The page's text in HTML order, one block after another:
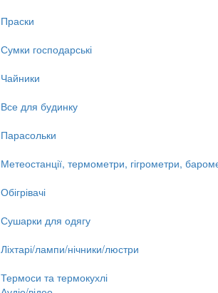
Праски
Сумки господарські
Чайники
Все для будинку
Парасольки
Метеостанції, термометри, гігрометри,
Обігрівачі
Сушарки для одягу
Ліхтарі/лампи/нічники/люстри
Термоси та термокухлі